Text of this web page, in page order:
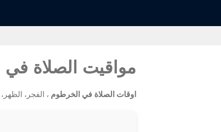
مواقيت الصلاة
اوقات الصلاة في الخرطوم ، الفجر، الظهر،